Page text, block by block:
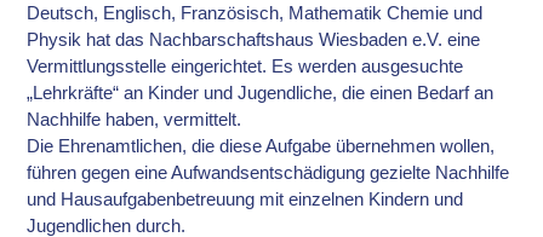
Deutsch, Englisch, Französisch, Mathematik Chemie und
Physik hat das Nachbarschaftshaus Wiesbaden e.V. eine
Vermittlungsstelle eingerichtet. Es werden ausgesuchte
„Lehrkräfte“ an Kinder und Jugendliche, die einen Bedarf an
Nachhilfe haben, vermittelt.
Die Ehrenamtlichen, die diese Aufgabe übernehmen wollen,
führen gegen eine Aufwandsentschädigung gezielte Nachhilfe
und Hausaufgabenbetreuung mit einzelnen Kindern und
Jugendlichen durch.